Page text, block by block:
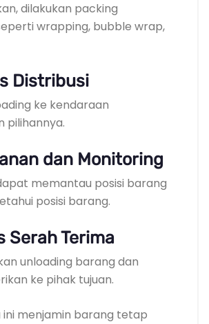
dilakukan packing
wrapping, bubble wrap,
Distribusi
ke kendaraan
pilihannya.
dan Monitoring
memantau posisi barang
posisi barang.
Serah Terima
unloading barang dan
ke pihak tujuan.
ini menjamin barang tetap